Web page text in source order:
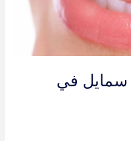
سمايل في